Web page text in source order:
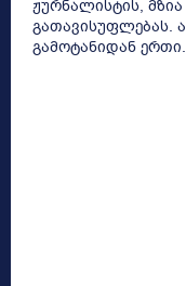
ჟურნალისტის,
გათავისუფლებას.
გამოტანიდან